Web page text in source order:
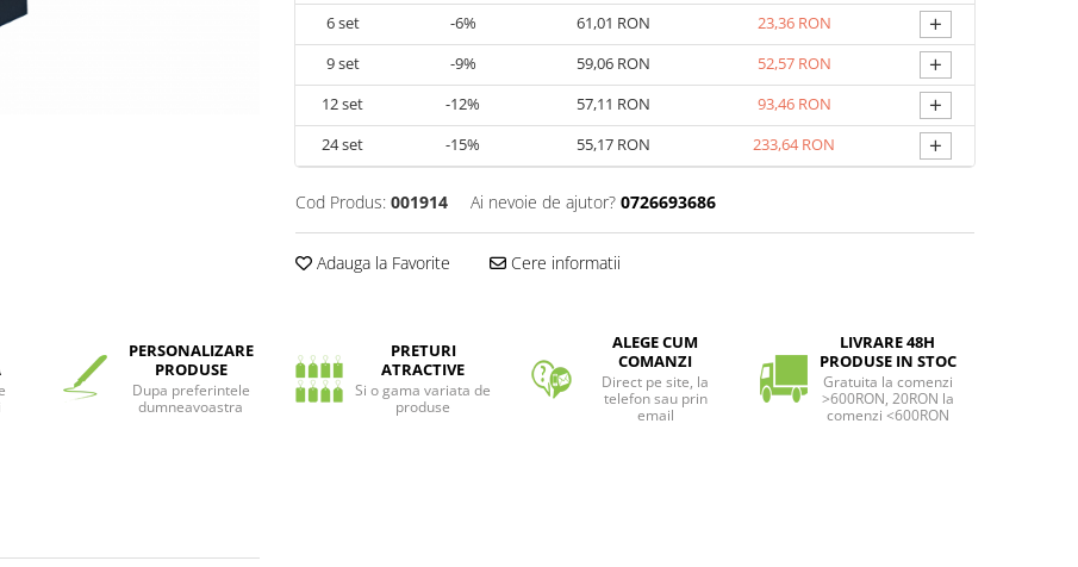
6set -6% 61,01 RON 23,36 RON +
9set -9% 59,06 RON 52,57 RON +
12set -12% 57,11 RON 93,46 RON +
24set -15% 55,17 RON 233,64 RON +
Cod Produs: 001914 Ai nevoie de ajutor? 0726693686
Adauga la Favorite Cere informatii
PERSONALIZARE
PRODUSE
Dupa preferintele
dumneavoastra
PRETURI
ATRACTIVE
Si o gama variata de
produse
ALEGE CUM
COMANZI
Direct pe site, la
telefon sau prin
email
LIVRARE 48H
PRODUSE IN STOC
Gratuita la comenzi
>600RON, 20RON la
comenzi <600RON